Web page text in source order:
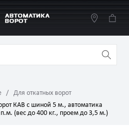
Для откатных ворот
КАВ с шиной 5 м., автоматика
(вес до 400 кг., проем до 3,5 м.)